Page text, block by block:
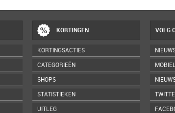
KORTINGEN
KORTINGSACTIES
CATEGORIEËN
SHOPS
STATISTIEKEN
UITLEG
VOLG